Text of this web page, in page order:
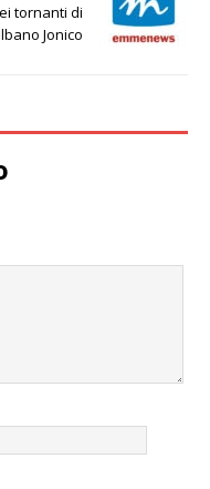
tornanti di
Jonico